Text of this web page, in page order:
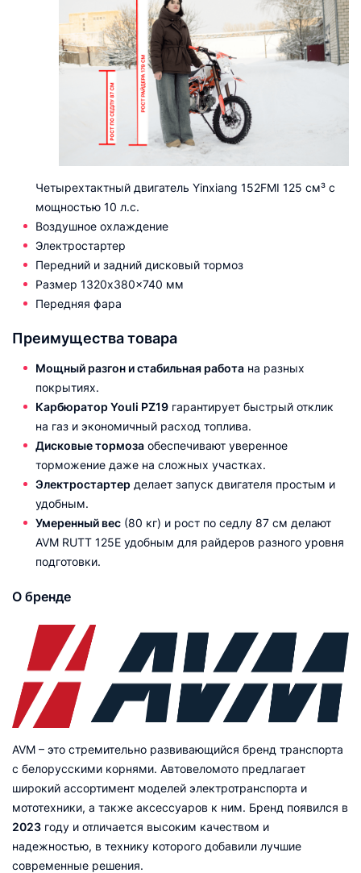
Четырехтактный двигатель Yinxiang 152FMI 125 см³ с
мощностью 10 л.с.
Воздушное охлаждение
Электростартер
Передний и задний дисковый тормоз
Размер 1320x380x740 мм
Передняя фара
Преимущества товара
Мощный разгон и стабильная работа на разных
покрытиях.
Карбюратор Youli PZ19 гарантирует быстрый отклик
на газ и экономичный расход топлива.
Дисковые тормоза обеспечивают уверенное
торможение даже на сложных участках.
Электростартер делает запуск двигателя простым и
удобным.
Умеренный вес (80 кг) и рост по седлу 87 см делают
AVM RUTT 125E удобным для райдеров разного уровня
подготовки.
О бренде
AVM – это стремительно развивающийся бренд транспорта
с белорусскими корнями. Автовеломото предлагает
широкий ассортимент моделей электротранспорта и
мототехники, а также аксессуаров к ним. Бренд появился в
2023 году и отличается высоким качеством и
надежностью, в технику которого добавили лучшие
современные решения.